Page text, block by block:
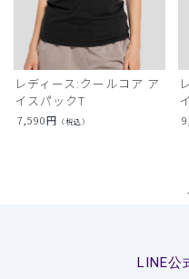
レディース:クールコア ア
イスパックT
7,590円 （税込）
LINE公